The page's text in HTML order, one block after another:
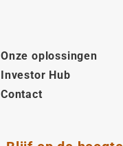
Onze oplossingen
Investor Hub
Contact